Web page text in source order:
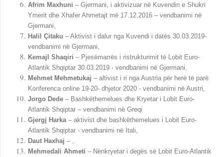
Afrim Maxhuni – Gjermani, i aktivizuar në Kuvendin e Shukri
Ymerit dhe Xhafer Ahmetajt më 17.12.2016 – vendbanimi në
Gjermani,
Halil Çitaku – Aktivist i dalur nga Kuvendi i datës 30.03.2019-
vendbanimi në Gjermani,
Kemajl Shaqiri – Pjesëmarrës i ristrukturimit të Lobit Euro-
Atlantik Shqiptar 30.03.2019 - vendbanimi në Gjermani,
Mehmet Mehmetukaj – altivist i ri nga Austria për herë të parë
Konferenca online 19-20- dhjetor 2020 - vendbanimi në Austri,
Jorgo Dede – Bashkëthemelues dhe Kryetar i Lobit Euro-
Atlantik Shqiptar – vendbanimi në Greqi
Gjergj Harka – aktivist dhe bashkëthemelues i Lobit Euro-
Atlantik Shqiptar - vendbanimi në Itali,
Daut Haxhaj – ,
Mehmedali Ahmeti – Nënkryetar i degës së Lobit Euro-Atlantik